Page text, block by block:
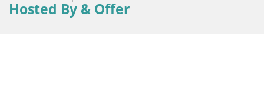
Hosted By & Offer